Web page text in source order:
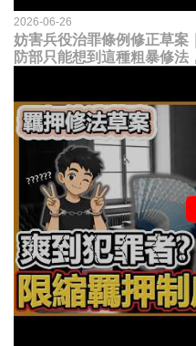
2026-06-26
妨害兵役治罪條例修正草案
防部只能想到這種粗暴修法